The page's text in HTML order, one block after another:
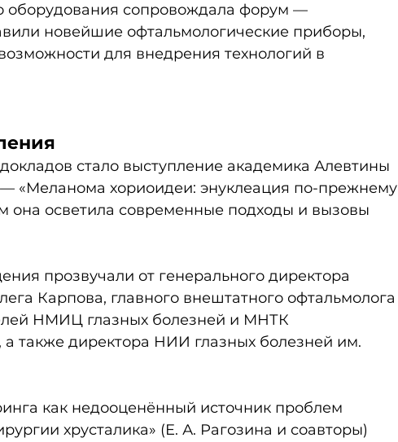
оборудования сопровождала форум —
новейшие офтальмологические приборы,
для внедрения технологий в
стало выступление академика Алевтины
«Меланома хориоидеи: энуклеация по-прежнему
она осветила современные подходы и вызовы
прозвучали от генерального директора
Карпова, главного внештатного офтальмолога
НМИЦ глазных болезней и МНТК
а также директора НИИ глазных болезней им.
как недооценённый источник проблем
хрусталика» (Е. А. Рагозина и соавторы)